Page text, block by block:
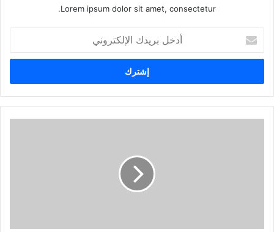
Lorem ipsum dolor sit amet, consectetur.
بريدك
الإلكتروني